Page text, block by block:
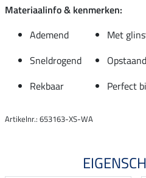
Materiaalinfo & kenmerken:
Ademend
Met
Sneldrogend
Rekbaar
Perfect
Artikelnr.: 653163-XS-WA